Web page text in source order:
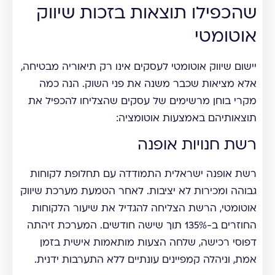
שהכפילו תוצאות בזכות שיווק
אוטומטי
יישום שיווק אוטומטי לעסקים אינו רק תיאוריה מבטיחה,
אלא מציאות שכבר משנה את פני השוק. הנה כמה
מקרי בוחן מרשימים של עסקים שהצליחו להכפיל את
תוצאותיהם באמצעות אוטומציה:
רשת חנויות אופנה
רשת אופנה ישראלית התמודדה עם תחלופת לקוחות
גבוהה ומכירות לא יציבות. לאחר הטמעת מערכת שיווק
אוטומטי, הרשת הצליחה להגדיל את שיעור הלקוחות
החוזרים ב-135% תוך שישה חודשים. המערכת זיהתה
דפוסי רכישה, שלחה הצעות מותאמות אישית בזמן
אמת, וניהלה קמפיינים עונתיים ללא התערבות ידנית.